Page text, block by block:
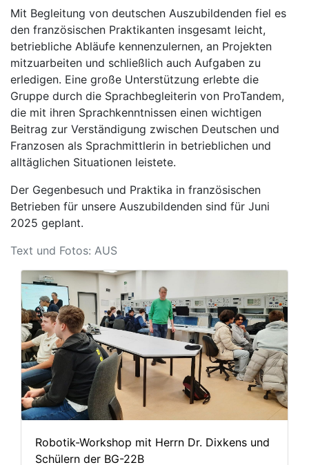
Mit Begleitung von deutschen Auszubildenden fiel es
den französischen Praktikanten insgesamt leicht,
betriebliche Abläufe kennenzulernen, an Projekten
mitzuarbeiten und schließlich auch Aufgaben zu
erledigen. Eine große Unterstützung erlebte die
Gruppe durch die Sprachbegleiterin von ProTandem,
die mit ihren Sprachkenntnissen einen wichtigen
Beitrag zur Verständigung zwischen Deutschen und
Franzosen als Sprachmittlerin in betrieblichen und
alltäglichen Situationen leistete.
Der Gegenbesuch und Praktika in französischen
Betrieben für unsere Auszubildenden sind für Juni
2025 geplant.
Text und Fotos: AUS
Robotik-Workshop mit Herrn Dr. Dixkens und
Schülern der BG-22B